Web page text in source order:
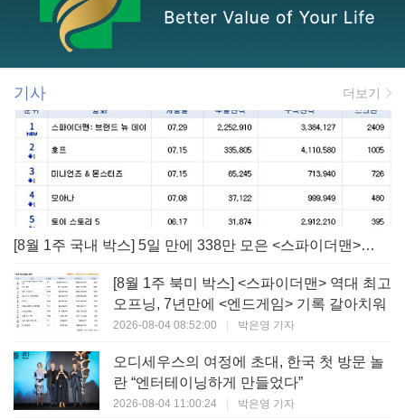
기사 더보기
[8월 1주 국내 박스] 5일 만에 338만 모은 <스파이더맨> 극장가 235% 대반등, <호프>는 400만 돌파
[8월 1주 북미 박스] <스파이더맨> 역대 최고
오프닝, 7년만에 <엔드게임> 기록 갈아치워
2026-08-04 08:52:00 | 박은영 기자
오디세우스의 여정에 초대, 한국 첫 방문 놀
란 “엔터테이닝하게 만들었다”
2026-08-04 11:00:24 | 박은영 기자